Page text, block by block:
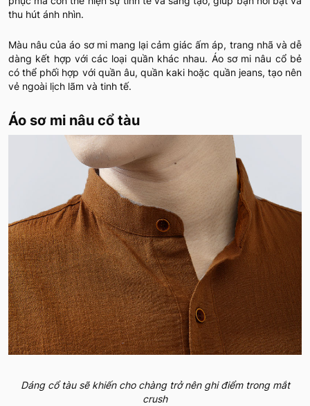
thu hút ánh nhìn.
Màu nâu của áo sơ mi mang lại cảm giác ấm áp, trang nhã và dễ
dàng kết hợp với các loại quần khác nhau. Áo sơ mi nâu cổ bẻ
có thể phối hợp với quần âu, quần kaki hoặc quần jeans, tạo nên
vẻ ngoài lịch lãm và tinh tế.
Áo sơ mi nâu cổ tàu
Dáng cổ tàu sẽ khiến cho chàng trở nên ghi điểm trong mắt
crush